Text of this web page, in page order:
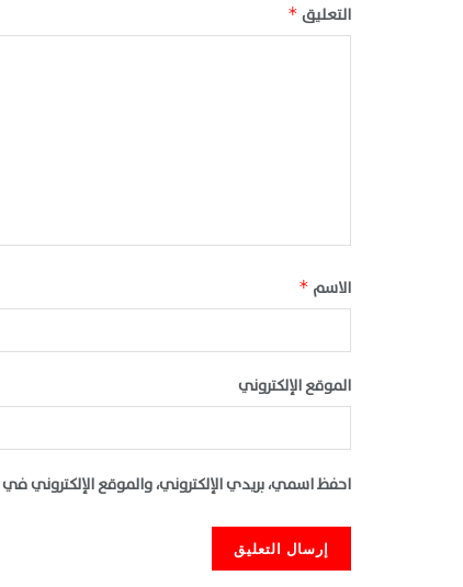
التعليق *
الاسم *
الموقع الإلكتروني
احفظ اسمي، بريدي الإلكتروني، والموقع الإلكتروني